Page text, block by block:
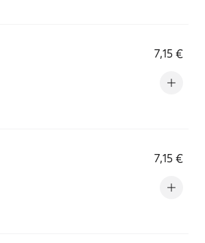
7,15 €
7,15 €